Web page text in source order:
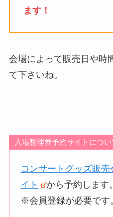
ます！
会場によって販売日や時
て下さいね。
入場整理券予約サイトについ
コンサートグッズ販
イト
から予約します。
※会員登録が必要です